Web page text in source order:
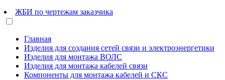
ЖБИ по чертежам заказчика
Главная
Изделия для создания сетей связи и электроэнергетики
Изделия для монтажа ВОЛС
Изделия для монтажа кабелей связи
Компоненты для монтажа кабелей и СКС